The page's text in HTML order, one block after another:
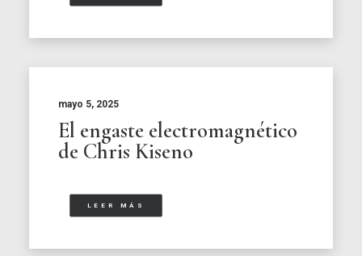
mayo 5, 2025
El engaste electromagnético
de Chris Kiseno
LEER MÁS